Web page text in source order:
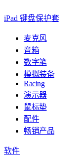
iPad 键盘保护套
麦克风
音箱
数字笔
模拟装备
Racing
演示器
鼠标垫
配件
畅销产品
软件